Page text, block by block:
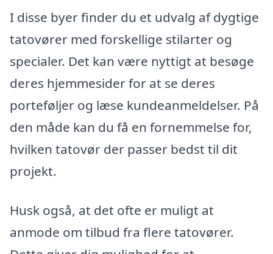
I disse byer finder du et udvalg af dygtige
tatovører med forskellige stilarter og
specialer. Det kan være nyttigt at besøge
deres hjemmesider for at se deres
porteføljer og læse kundeanmeldelser. På
den måde kan du få en fornemmelse for,
hvilken tatovør der passer bedst til dit
projekt.
Husk også, at det ofte er muligt at
anmode om tilbud fra flere tatovører.